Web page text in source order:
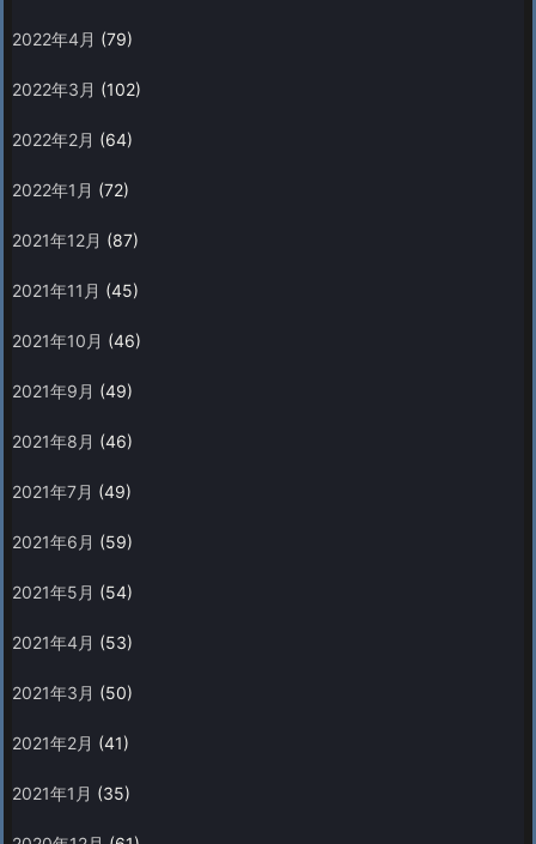
2022年4月 (79)
2022年3月 (102)
2022年2月 (64)
2022年1月 (72)
2021年12月 (87)
2021年11月 (45)
2021年10月 (46)
2021年9月 (49)
2021年8月 (46)
2021年7月 (49)
2021年6月 (59)
2021年5月 (54)
2021年4月 (53)
2021年3月 (50)
2021年2月 (41)
2021年1月 (35)